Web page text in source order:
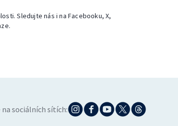
Sledujte nás i na Facebooku, X,
na sociálních sítích: